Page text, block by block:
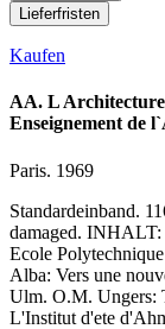
Lieferfristen
Kaufen
AA. L
Enseignement de
Paris. 1969
Standardeinband.
damaged. INHALT:
Ecole
Alba: Vers une
Ulm. O.M. Ungers:
L'Institut d'ete